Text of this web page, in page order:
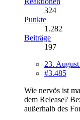
324
Punkte
1.282
Beiträge
197
23.
#3.485
Wie nervös ist
dem Release?
außerhalb des